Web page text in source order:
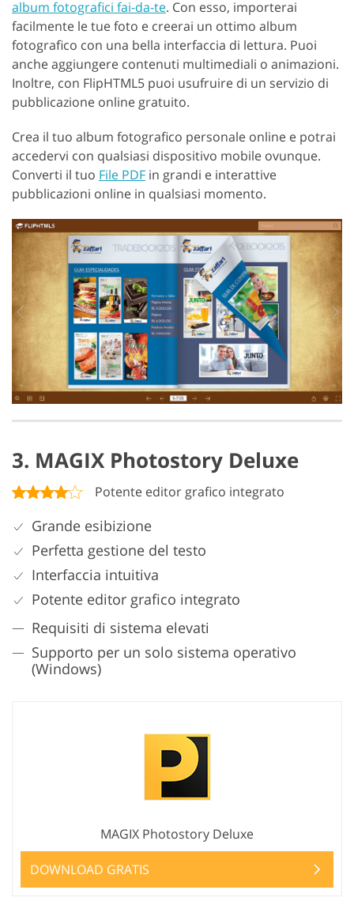
album fotografici fai-da-te. Con esso, importerai
facilmente le tue foto e creerai un ottimo album
fotografico con una bella interfaccia di lettura. Puoi
anche aggiungere contenuti multimediali o animazioni.
Inoltre, con FlipHTML5 puoi usufruire di un servizio di
pubblicazione online gratuito.
Crea il tuo album fotografico personale online e potrai
accedervi con qualsiasi dispositivo mobile ovunque.
Converti il tuo File PDF in grandi e interattive
pubblicazioni online in qualsiasi momento.
3. MAGIX Photostory Deluxe
Potente editor grafico integrato
Grande esibizione
Perfetta gestione del testo
Interfaccia intuitiva
Potente editor grafico integrato
Requisiti di sistema elevati
Supporto per un solo sistema operativo
(Windows)
MAGIX Photostory Deluxe
DOWNLOAD GRATIS